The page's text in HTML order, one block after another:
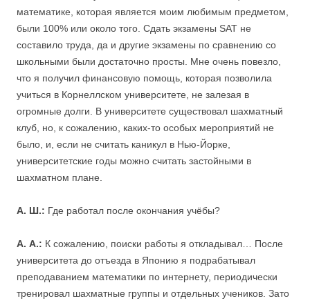
математике, которая является моим любимым предметом,
были 100% или около того. Сдать экзамены SAT не
составило труда, да и другие экзамены по сравнению со
школьными были достаточно просты. Мне очень повезло,
что я получил финансовую помощь, которая позволила
учиться в Корнеллском университете, не залезая в
огромные долги. В университете существовал шахматный
клуб, но, к сожалению, каких-то особых мероприятий не
было, и, если не считать каникул в Нью-Йорке,
университетские годы можно считать застойными в
шахматном плане.
А. Ш.: Где работал после окончания учёбы?
А. А.: К сожалению, поиски работы я откладывал… После
университета до отъезда в Японию я подрабатывал
преподаванием математики по интернету, периодически
тренировал шахматные группы и отдельных учеников. Зато